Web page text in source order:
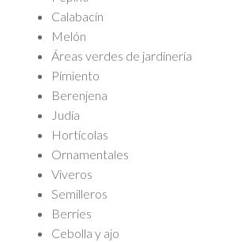
Calabacín
Melón
Áreas verdes de jardinería
Pimiento
Berenjena
Judía
Hortícolas
Ornamentales
Viveros
Semilleros
Berries
Cebolla y ajo